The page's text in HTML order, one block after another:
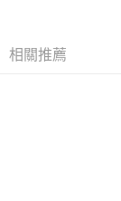
惡意使用之情形，
相關推薦